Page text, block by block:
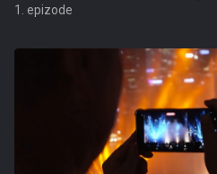
1. epizode